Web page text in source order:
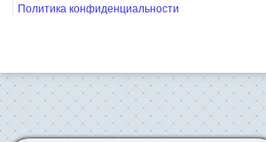
Политика конфиденциальности